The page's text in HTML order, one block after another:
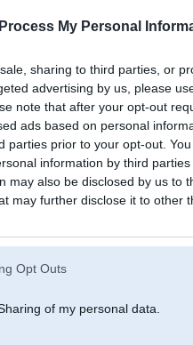
My Personal
sharing to third parties, or
advertising by us, please
note that after your opt-out
ads based on personal
parties prior to your opt-out.
information by third parties
may also be disclosed by us to
may further disclose it to other
Opt Outs
of my personal data.
virsbūvei!